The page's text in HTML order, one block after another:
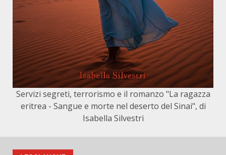
Servizi segreti, terrorismo e il romanzo "La ragazza
eritrea - Sangue e morte nel deserto del Sinai", di
Isabella Silvestri